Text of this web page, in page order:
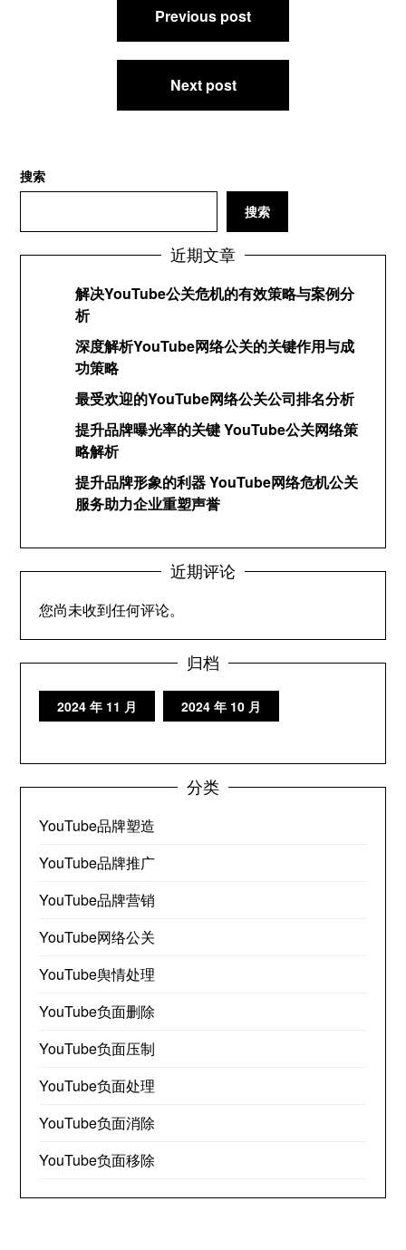
Previous post
Next post
搜索
搜索
近期文章
解决YouTube公关危机的有效策略与案例分
析
深度解析YouTube网络公关的关键作用与成
功策略
最受欢迎的YouTube网络公关公司排名分析
提升品牌曝光率的关键 YouTube公关网络策
略解析
提升品牌形象的利器 YouTube网络危机公关
服务助力企业重塑声誉
近期评论
您尚未收到任何评论。
归档
2024 年 11 月 2024 年 10 月
分类
YouTube品牌塑造
YouTube品牌推广
YouTube品牌营销
YouTube网络公关
YouTube舆情处理
YouTube负面删除
YouTube负面压制
YouTube负面处理
YouTube负面消除
YouTube负面移除